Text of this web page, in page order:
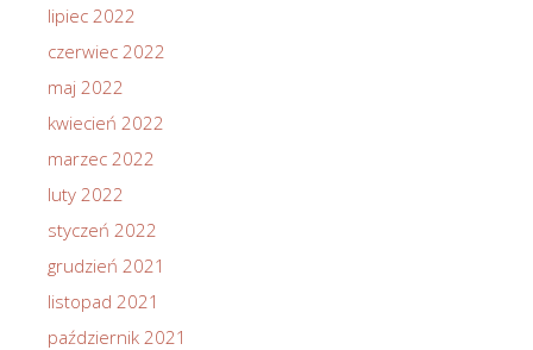
lipiec 2022
czerwiec 2022
maj 2022
kwiecień 2022
marzec 2022
luty 2022
styczeń 2022
grudzień 2021
listopad 2021
październik 2021